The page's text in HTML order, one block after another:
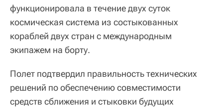
функционировала в течение двух суток
космическая система из состыкованных
кораблей двух стран с международным
экипажем на борту.
Полет подтвердил правильность технических
решений по обеспечению совместимости
средств сближения и стыковки будущих